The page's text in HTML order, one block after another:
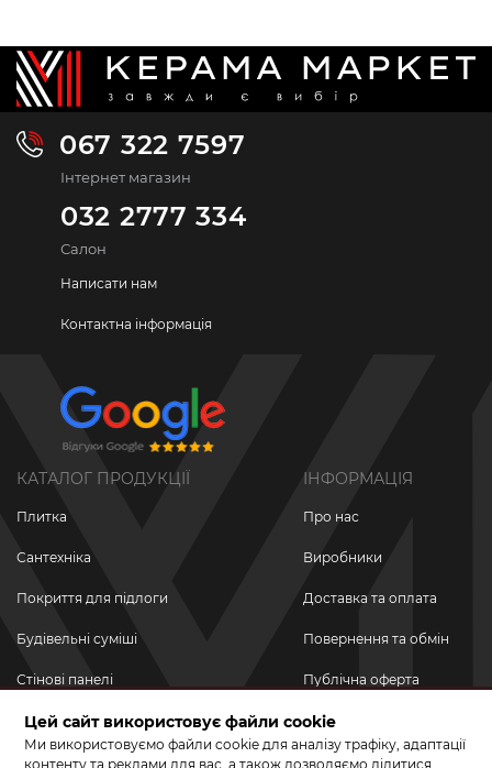
067 322 7597
Інтернет магазин
032 2777 334
Салон
Написати нам
Контактна інформація
КАТАЛОГ ПРОДУКЦІЇ
Плитка
Сантехніка
Покриття для підлоги
Будівельні суміші
Стінові панелі
Новинки
Акційні товари
ІНФОРМАЦІЯ
Про нас
Виробники
Доставка та оплата
Повернення та обмін
Публічна оферта
Політика
конфіденційності
Цей сайт використовує файли cookie
Ми використовуємо файли cookie для аналізу трафіку, адаптації
контенту та реклами для вас, а також дозволяємо ділитися